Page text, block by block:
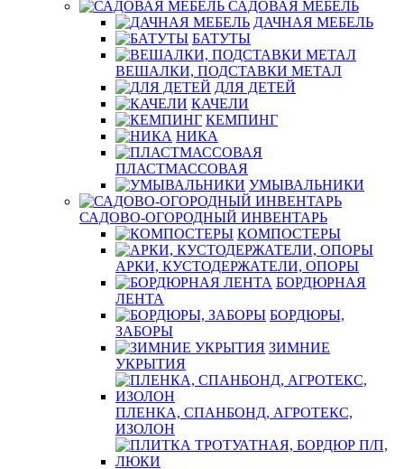
САДОВАЯ МЕБЕЛЬ
ДАЧНАЯ МЕБЕЛЬ
БАТУТЫ
ВЕШАЛКИ, ПОДСТАВКИ МЕТАЛ
ДЛЯ ДЕТЕЙ
КАЧЕЛИ
КЕМПИНГ
НИКА
ПЛАСТМАССОВАЯ
УМЫВАЛЬНИКИ
САДОВО-ОГОРОДНЫЙ ИНВЕНТАРЬ
КОМПОСТЕРЫ
АРКИ, КУСТОДЕРЖАТЕЛИ, ОПОРЫ
БОРДЮРНАЯ
ЛЕНТА
БОРДЮРЫ,
ЗАБОРЫ
ЗИМНИЕ
УКРЫТИЯ
ПЛЕНКА, СПАНБОНД, АГРОТЕКС,
ИЗОЛОН